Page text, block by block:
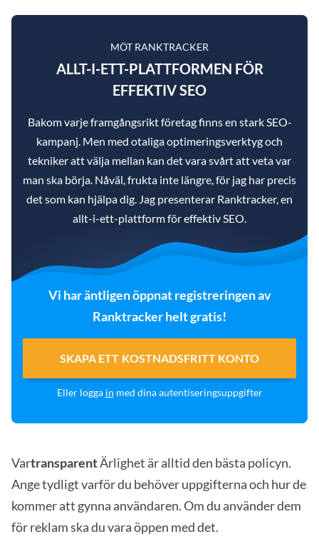
MÖT RANKTRACKER
ALLT-I-ETT-PLATTFORMEN FÖR
EFFEKTIV SEO
Bakom varje framgångsrikt företag finns en stark SEO-
kampanj. Men med otaliga optimeringsverktyg och
tekniker att välja mellan kan det vara svårt att veta var
man ska börja. Nåväl, frukta inte längre, för jag har precis
det som kan hjälpa dig. Jag presenterar Ranktracker, en
allt-i-ett-plattform för effektiv SEO.
Vi har äntligen öppnat registreringen av
Ranktracker helt gratis!
SKAPA ETT KOSTNADSFRITT KONTO
Eller logga in med dina autentiseringsuppgifter
VartransparentÄrlighet är alltid den bästa policyn.
Ange tydligt varför du behöver uppgifterna och hur de
kommer att gynna användaren. Om du använder dem
för reklam ska du vara öppen med det.